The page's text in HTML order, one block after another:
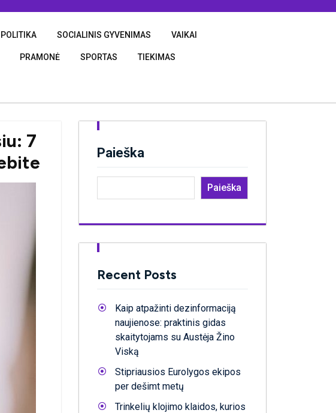
POLITIKA SOCIALINIS GYVENIMAS VAIKAI
PRAMONĖ SPORTAS TIEKIMAS
7
Paieška
Paieška
Recent Posts
Kaip atpažinti dezinformaciją
naujienose: praktinis gidas
skaitytojams su Austėja Žino
Viską
Stipriausios Eurolygos ekipos
per dešimt metų
Trinkelių klojimo klaidos, kurios